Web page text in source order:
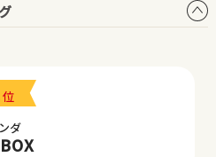
位
ダ